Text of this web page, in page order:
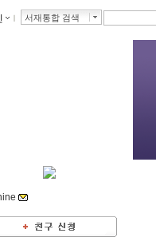
ｌ 서재통합 검색